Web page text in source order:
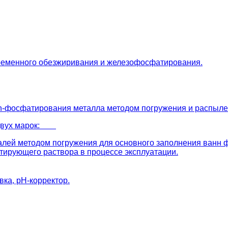
обезжиривания и железофосфатирования.
фосфатирования металла методом погружения и
двух марок:
методом погружения для основного заполнения ванн
раствора в процессе эксплуатации.
рН-корректор.